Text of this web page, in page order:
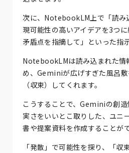
次に、NotebookLM上で「読み
現可能性の高いアイデアを3つ
矛盾点を指摘して」といった指
NotebookLMは読み込まれた情
め、Geminiが広げすぎた風呂
（収束）してくれます。
こうすることで、Geminiの創
実さをいいとこ取りした、ユニ
書や提案資料を作成することが
「発散」で可能性を探り、「収